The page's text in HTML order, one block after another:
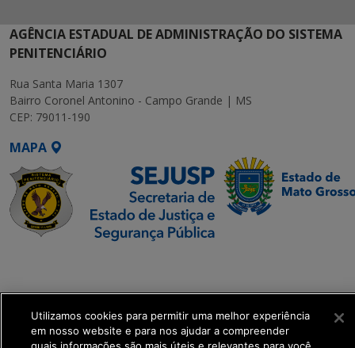
AGÊNCIA ESTADUAL DE ADMINISTRAÇÃO DO SISTEMA
PENITENCIÁRIO
Rua Santa Maria 1307
Bairro Coronel Antonino - Campo Grande | MS
CEP: 79011-190
MAPA
Transformação Digital
get_footer();
Utilizamos cookies para permitir uma melhor experiência
em nosso website e para nos ajudar a compreender